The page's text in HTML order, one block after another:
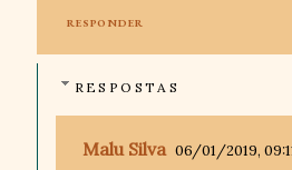
RESPONDER
RESPOSTAS
Malu Silva 06/01/2019,